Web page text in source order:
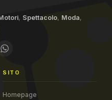
, Spettacolo, Moda,
SITO
Homepage